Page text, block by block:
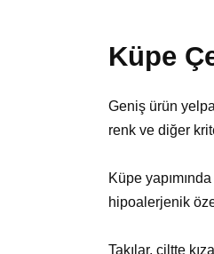
Küpe
Geniş ürün
renk ve diğer
Küpe
hipoalerjenik
Takılar, ciltte